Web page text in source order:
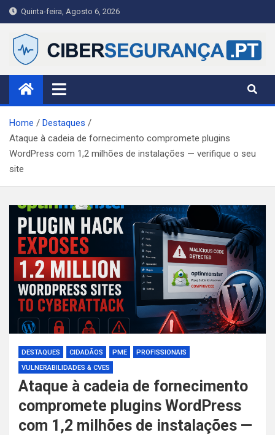
Skip
to
content
Quinta-feira, Agosto 6, 2026
Ciberseguranca.PT
Publicação portuguesa de referência em cibersegurança —
notícias, alertas e guias práticos para cidadãos, PME e
profissionais.
Home
Destaques
Ataque à cadeia de fornecimento compromete plugins
WordPress com 1,2 milhões de instalações — verifique o seu
site
DESTAQUES CIDADÃOS PME
PROFISSIONAIS
VULNERABILIDADES & CVES
Ataque à cadeia de fornecimento
compromete plugins WordPress
com 1,2 milhões de instalações —